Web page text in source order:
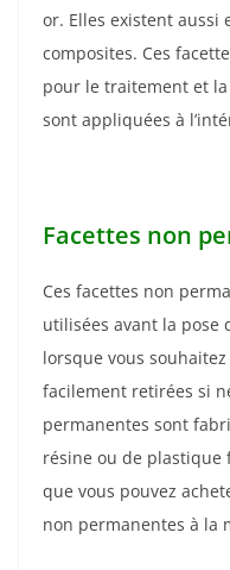
or. Elles existent aussi
composites. Ces
pour le traitement et
sont appliquées à
Facettes non
Ces facettes non
utilisées avant la pose
lorsque vous
facilement retirées si
permanentes sont
résine ou de plastique
que vous pouvez
non permanentes à la